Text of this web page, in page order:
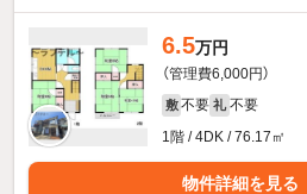
6.5万円
（管理費6,000円）
敷 不要 礼 不要
1階 / 4DK / 76.17㎡
物件詳細を見る